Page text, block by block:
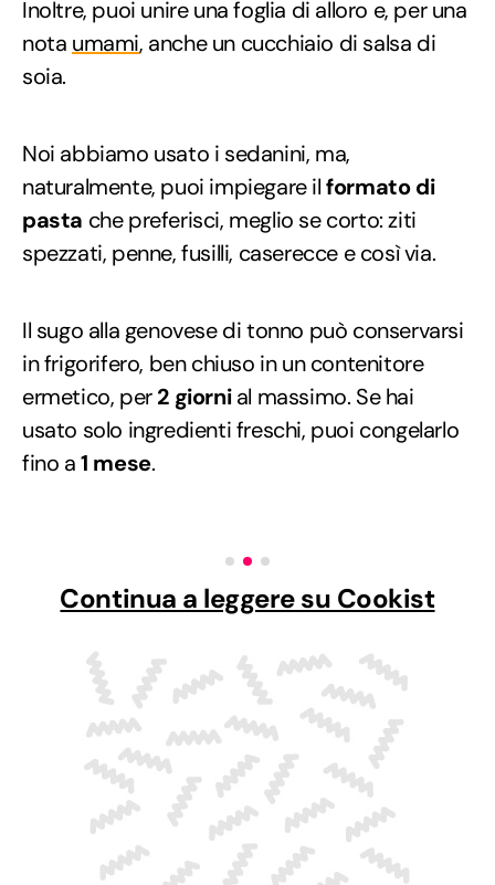
Inoltre, puoi unire una foglia di alloro e, per una
nota umami, anche un cucchiaio di salsa di
soia.
Noi abbiamo usato i sedanini, ma,
naturalmente, puoi impiegare ilformato di
pasta che preferisci, meglio se corto: ziti
spezzati, penne, fusilli, caserecce e così via.
Il sugo alla genovese di tonno può conservarsi
in frigorifero, ben chiuso in un contenitore
ermetico, per2 giornial massimo. Se hai
usato solo ingredienti freschi, puoi congelarlo
fino a1 mese.
Continua a leggere su Cookist